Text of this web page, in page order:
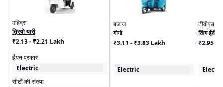
महिंद्रा
त्रियो यारी
₹2.13 - ₹2.21 Lakh
ईंधन प्रकार
Electric
सीटों की संख्या
बजाज
गोगो
₹3.11 - ₹3.83 Lakh
Electric
टीवीएस
किंग ईवी
₹2.95